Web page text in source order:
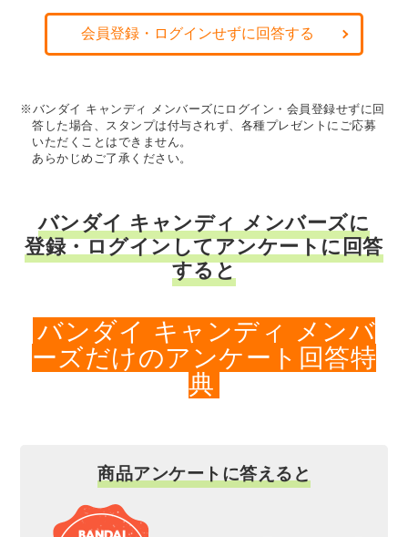
会員登録・ログインせずに回答する
※バンダイ キャンディ メンバーズにログイン・会員登録せずに回
答した場合、スタンプは付与されず、各種プレゼントにご応募
いただくことはできません。
あらかじめご了承ください。
バンダイ キャンディ メンバーズに
登録・ログインしてアンケートに回答
すると
バンダイ キャンディ メンバ
ーズだけのアンケート回答特
典
商品アンケートに答えると